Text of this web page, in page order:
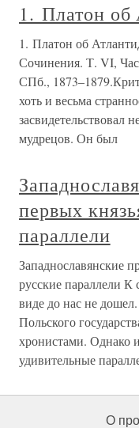
1. Платон об
1. Платон об
Сочинения. Т. VI,
СПб.,
хоть и весьма
засвидетельствовал
мудрецов. Он был
первых
параллели
Западнославянские
русские параллели
виде до нас не
Польского
хронистами. Однако
удивительные
О